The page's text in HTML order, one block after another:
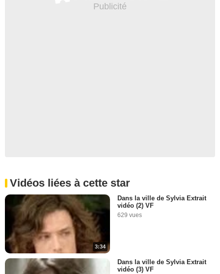
Vidéos liées à cette star
3:34
Dans la ville de Sylvia Extrait
vidéo (2) VF
629 vues
Dans la ville de Sylvia Extrait
vidéo (3) VF